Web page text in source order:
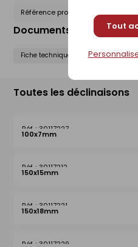
Tout
Référence produit nationale
Documents liés
Fiche technique
Toutes les déclinaisons
30117227
100x7mm
30117212
150x15mm
30117221
150x18mm
30117229